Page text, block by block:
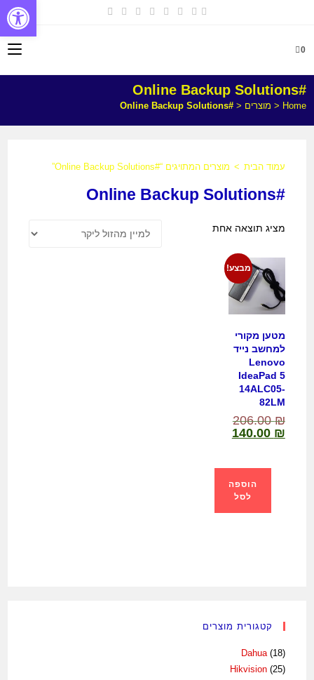
0
#Online Backup Solutions
Home
< מוצרים <
#Online Backup Solutions
עמוד הבית > מוצרים המתויגים “#Online Backup Solutions”
#Online Backup Solutions
מציג תוצאה אחת
מבצע!
מטען מקורי
למחשב נייד
Lenovo
IdeaPad 5
14ALC05-
82LM
206.00₪
140.00 ₪
הוספה
לסל
קטגורית מוצרים
Dahua (18)
Hikvision (25)